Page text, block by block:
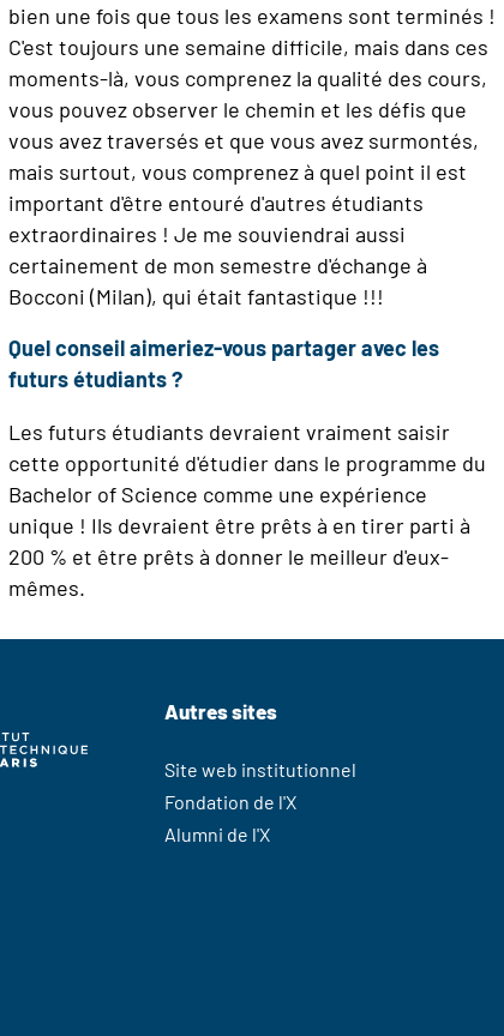
bien une fois que tous les examens sont terminés !
C'est toujours une semaine difficile, mais dans ces
moments-là, vous comprenez la qualité des cours,
vous pouvez observer le chemin et les défis que
vous avez traversés et que vous avez surmontés,
mais surtout, vous comprenez à quel point il est
important d'être entouré d'autres étudiants
extraordinaires ! Je me souviendrai aussi
certainement de mon semestre d'échange à
Bocconi (Milan), qui était fantastique !!!
Quel conseil aimeriez-vous partager avec les
futurs étudiants ?
Les futurs étudiants devraient vraiment saisir
cette opportunité d'étudier dans le programme du
Bachelor of Science comme une expérience
unique ! Ils devraient être prêts à en tirer parti à
200 % et être prêts à donner le meilleur d'eux-
mêmes.
Autres sites
Site web institutionnel
Fondation de l'X
Alumni de l'X